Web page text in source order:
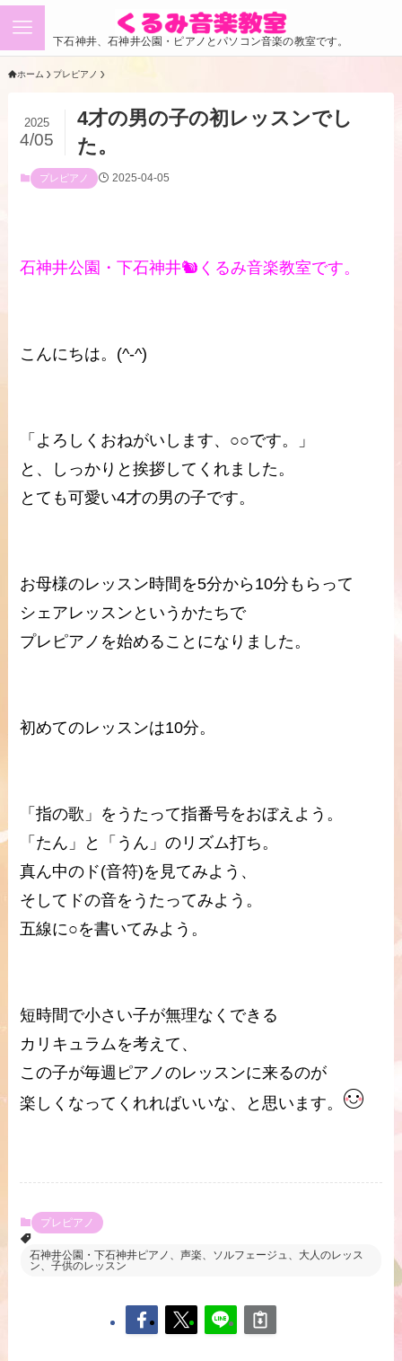
下石神井、石神井公園・ピアノとパソコン音楽の教室です。
ホーム プレピアノ
4才の男の子の初レッスンでし
た。
2025
4/05
プレピアノ 2025-04-05
石神井公園・下石神井🐿くるみ音楽教室です。
こんにちは。(^-^)
「よろしくおねがいします、○○です。」
と、しっかりと挨拶してくれました。
とても可愛い4才の男の子です。
お母様のレッスン時間を5分から10分もらって
シェアレッスンというかたちで
プレピアノを始めることになりました。
初めてのレッスンは10分。
「指の歌」をうたって指番号をおぼえよう。
「たん」と「うん」のリズム打ち。
真ん中のド(音符)を見てみよう、
そしてドの音をうたってみよう。
五線に○を書いてみよう。
短時間で小さい子が無理なくできる
カリキュラムを考えて、
この子が毎週ピアノのレッスンに来るのが
楽しくなってくれればいいな、と思います。
プレピアノ
石神井公園・下石神井ピアノ、声楽、ソルフェージュ、大人のレッス
ン、子供のレッスン